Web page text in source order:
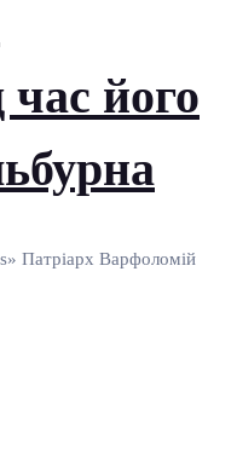
час його
Патріарх Варфоломій